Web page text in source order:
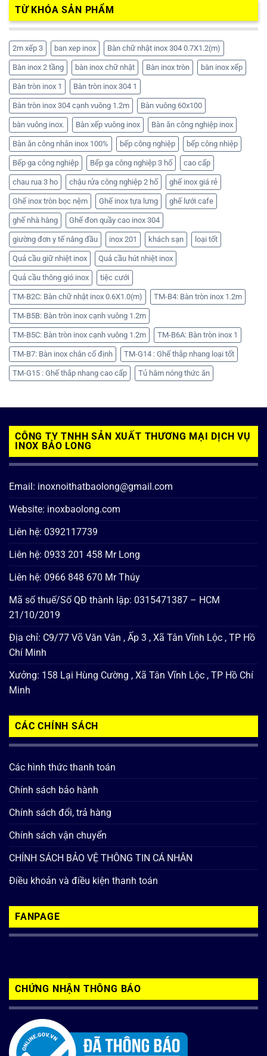
TỪ KHÓA SẢN PHẨM
2m xếp 3 ban xep inox Bàn chữ nhật inox 304 0.7X1.2(m)
Bàn inox 2 tầng bàn inox chữ nhật Bàn inox tròn bàn inox xếp
Bàn tròn inox 1 Bàn tròn inox 304 1
Bàn tròn inox 304 cạnh vuông 1.2m Bàn vuông 60x100
bàn vuông inox. Bàn xếp vuông inox Bàn ăn công nghiệp inox
Bàn ăn công nhân inox 100% bếp công nghiệp bếp công nhiệp
Bếp ga công nghiệp Bếp ga công nghiệp 3 hố cao cấp
chau rua 3 ho chậu rửa công nghiệp 2 hố ghế inox giá rẻ
Ghế inox tròn bọc nệm Ghế inox tựa lưng ghế lưới cafe
ghế nhà hàng Ghế đon quầy cao inox 304
giường đơn y tế nâng đầu inox 201 khách sạn loại tốt
Quả cầu giữ nhiệt inox Quả cầu hút nhiệt inox
Quả cầu thông gió inox tiệc cưới
TM-B2C: Bàn chữ nhật inox 0.6X1.0(m) TM-B4: Bàn tròn inox 1.2m
TM-B5B: Bàn tròn inox cạnh vuông 1.2m
TM-B5C: Bàn tròn inox cạnh vuông 1.2m TM-B6A: Bàn tròn inox 1
TM-B7: Bàn inox chân cố định TM-G14 : Ghế thắp nhang loại tốt
TM-G15 : Ghế thắp nhang cao cấp Tủ hâm nóng thức ăn
CÔNG TY TNHH SẢN XUẤT THƯƠNG MẠI DỊCH VỤ
INOX BẢO LONG
Email: inoxnoithatbaolong@gmail.com
Website: inoxbaolong.com
Liên hệ: 0392117739
Liên hệ: 0933 201 458 Mr Long
Liên hệ: 0966 848 670 Mr Thúy
Mã số thuế/Số QĐ thành lập: 0315471387 – HCM
21/10/2019
Địa chỉ: C9/77 Võ Văn Vân , Ấp 3 , Xã Tân Vĩnh Lộc , TP Hồ
Chí Minh
Xưởng: 158 Lại Hùng Cường , Xã Tân Vĩnh Lộc , TP Hồ Chí
Minh
CÁC CHÍNH SÁCH
Các hình thức thanh toán
Chính sách bảo hành
Chính sách đổi, trả hàng
Chính sách vận chuyển
CHÍNH SÁCH BẢO VỆ THÔNG TIN CÁ NHÂN
Điều khoản và điều kiện thanh toán
FANPAGE
CHỨNG NHẬN THÔNG BÁO